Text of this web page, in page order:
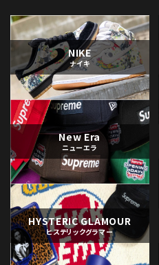
NIKE
ナイキ
New Era
ニューエラ
HYSTERIC GLAMOUR
ヒステリックグラマー